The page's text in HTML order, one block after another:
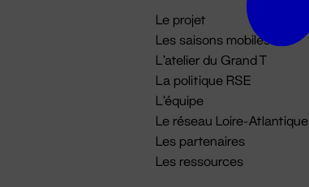
Le projet
Les saisons mobiles
L'atelier du Grand T
La politique RSE
L'équipe
Le réseau Loire-Atlantique
Les partenaires
Les ressources